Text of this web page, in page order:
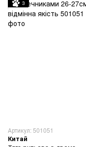
3
Артикул: 501051
Китай